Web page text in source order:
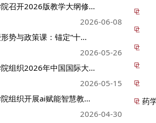
召开2026版教学大纲修...
2026-06-08
势与政策课：锚定“十...
2026-05-26
组织2026年中国国际大...
2026-05-15
组织开展ai赋能智慧教...
2026-04-30
药